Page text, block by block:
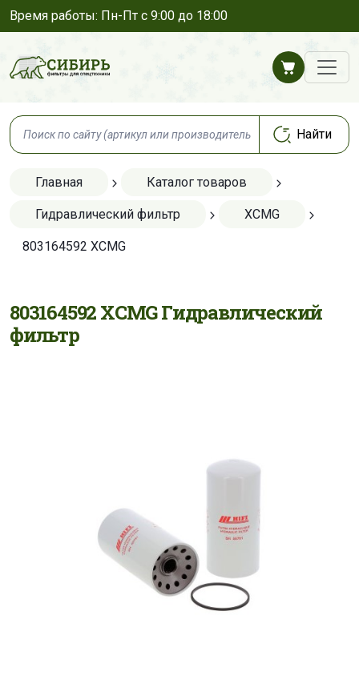
Время работы: Пн-Пт с 9:00 до 18:00
Главная Каталог товаров
Гидравлический фильтр XCMG
803164592 XCMG
803164592 XCMG Гидравлический
фильтр